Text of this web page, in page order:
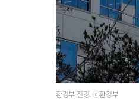
환경부 전경. ⓒ환경부